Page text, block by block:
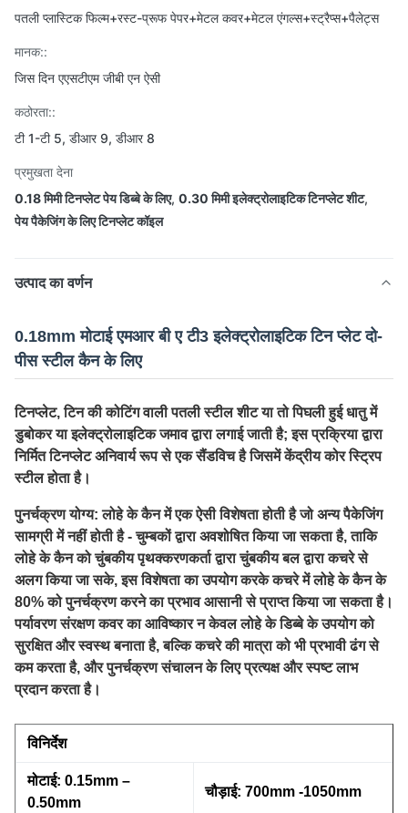
पतली प्लास्टिक फिल्म+रस्ट-प्रूफ पेपर+मेटल कवर+मेटल एंगल्स+स्ट्रैप्स+पैलेट्स
मानक::
जिस दिन एएसटीएम जीबी एन ऐसी
कठोरता::
टी 1-टी 5, डीआर 9, डीआर 8
प्रमुखता देना
0.18 मिमी टिनप्लेट पेय डिब्बे के लिए, 0.30 मिमी इलेक्ट्रोलाइटिक टिनप्लेट शीट,
पेय पैकेजिंग के लिए टिनप्लेट कॉइल
उत्पाद का वर्णन
0.18mm मोटाई एमआर बी ए टी3 इलेक्ट्रोलाइटिक टिन प्लेट दो-
पीस स्टील कैन के लिए
टिनप्लेट, टिन की कोटिंग वाली पतली स्टील शीट या तो पिघली हुई धातु में
डुबोकर या इलेक्ट्रोलाइटिक जमाव द्वारा लगाई जाती है; इस प्रक्रिया द्वारा
निर्मित टिनप्लेट अनिवार्य रूप से एक सैंडविच है जिसमें केंद्रीय कोर स्ट्रिप
स्टील होता है।
पुनर्चक्रण योग्य: लोहे के कैन में एक ऐसी विशेषता होती है जो अन्य पैकेजिंग
सामग्री में नहीं होती है - चुम्बकों द्वारा अवशोषित किया जा सकता है, ताकि
लोहे के कैन को चुंबकीय पृथक्करणकर्ता द्वारा चुंबकीय बल द्वारा कचरे से
अलग किया जा सके, इस विशेषता का उपयोग करके कचरे में लोहे के कैन के
80% को पुनर्चक्रण करने का प्रभाव आसानी से प्राप्त किया जा सकता है।
पर्यावरण संरक्षण कवर का आविष्कार न केवल लोहे के डिब्बे के उपयोग को
सुरक्षित और स्वस्थ बनाता है, बल्कि कचरे की मात्रा को भी प्रभावी ढंग से
कम करता है, और पुनर्चक्रण संचालन के लिए प्रत्यक्ष और स्पष्ट लाभ
प्रदान करता है।
विनिर्देश
मोटाई: 0.15mm –
0.50mm
चौड़ाई: 700mm -1050mm